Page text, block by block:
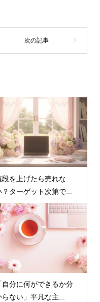
段を上げたら売れな
？ターゲット次第で...
自分に何ができるか分
らない」平凡な主...